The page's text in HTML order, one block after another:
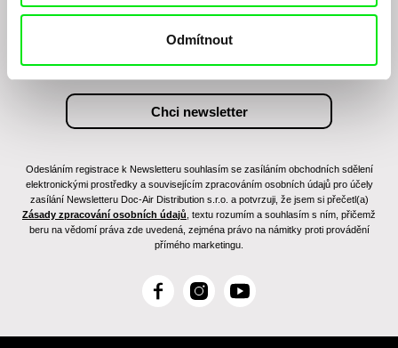
Odmítnout
Odesláním registrace k Newsletteru souhlasím se zasíláním obchodních sdělení
elektronickými prostředky a souvisejícím zpracováním osobních údajů pro účely
zasílání Newsletteru Doc-Air Distribution s.r.o. a potvrzuji, že jsem si přečetl(a)
Zásady zpracování osobních údajů , textu rozumím a souhlasím s ním, přičemž
beru na vědomí práva zde uvedená, zejména právo na námitky proti provádění
přímého marketingu.
F
c
I
s
Y
u